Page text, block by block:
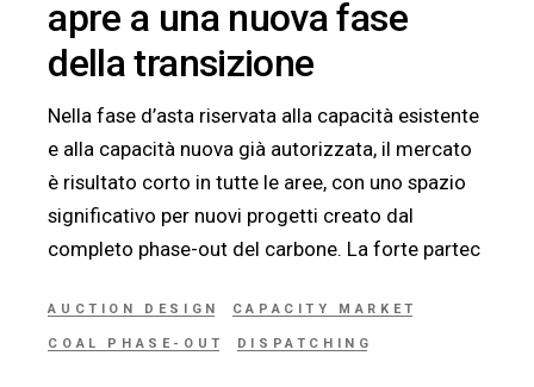
apre a una nuova fase
della transizione
Nella fase d’asta riservata alla capacità esistente
e alla capacità nuova già autorizzata, il mercato
è risultato corto in tutte le aree, con uno spazio
significativo per nuovi progetti creato dal
completo phase-out del carbone. La forte partec
AUCTION DESIGN CAPACITY MARKET
COAL PHASE-OUT DISPATCHING